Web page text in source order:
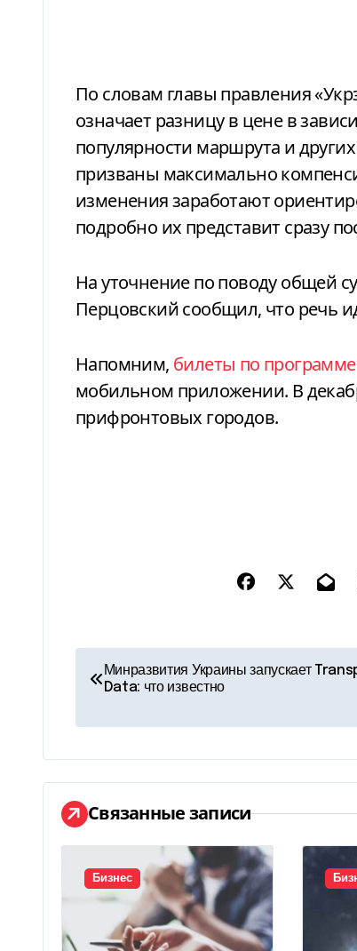
По словам главы правления
означает разницу в цене в
популярности маршрута и
призваны максимально
изменения заработают
подробно их представит сразу
На уточнение по поводу общей
Перцовский сообщил, что речь
Напомним, билеты по
мобильном приложении. В
прифронтовых городов.
Н
в
и
г
а
ц
Минразвития Украины запускает
Data: что известно
Связанные записи
Бизнес